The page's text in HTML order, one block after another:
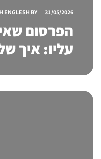
31/05/2026
BY
ENGLESH
הפרסום
עליו: איך
בעידן